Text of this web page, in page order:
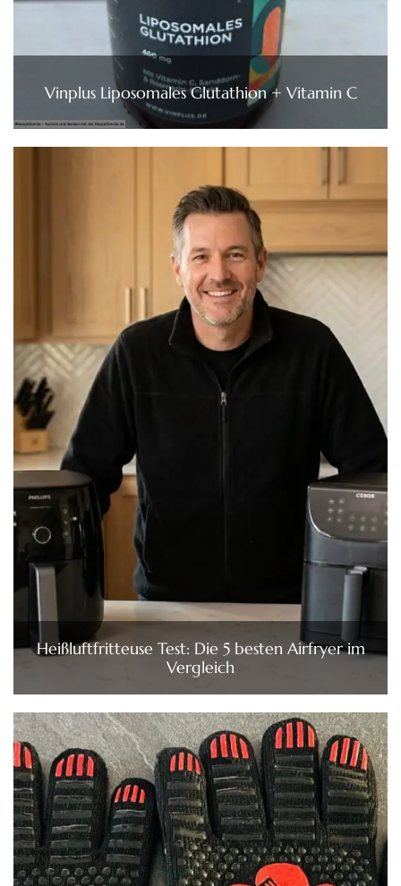
Vinplus Liposomales Glutathion + Vitamin C
Heißluftfritteuse Test: Die 5 besten Airfryer im
Vergleich